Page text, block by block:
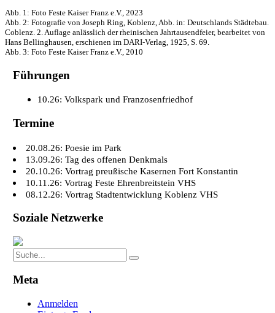
Abb. 1: Foto Feste Kaiser Franz e.V., 2023
Abb. 2: Fotografie von Joseph Ring, Koblenz, Abb. in: Deutschlands Städtebau.
Coblenz. 2. Auflage anlässlich der rheinischen Jahrtausendfeier, bearbeitet von
Hans Bellinghausen, erschienen im DARI-Verlag, 1925, S. 69.
Abb. 3: Foto Feste Kaiser Franz e.V., 2010
Führungen
10.26: Volkspark und Franzosenfriedhof
Termine
20.08.26: Poesie im Park
13.09.26: Tag des offenen Denkmals
20.10.26: Vortrag preußische Kasernen Fort Konstantin
10.11.26: Vortrag Feste Ehrenbreitstein VHS
08.12.26: Vortrag Stadtentwicklung Koblenz VHS
Soziale Netzwerke
Search
for:
Search
Meta
Anmelden